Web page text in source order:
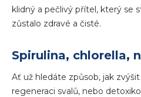
klidný a pečlivý přítel, který se
zůstalo zdravé a čisté.
Spirulina, chlorella,
Ať už hledáte způsob, jak
regeneraci svalů, nebo